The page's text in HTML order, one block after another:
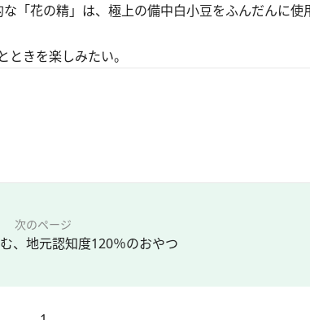
「花の精」は、極上の備中白小豆をふんだんに使
きを楽しみたい。
次のページ
、地元認知度120％のおやつ